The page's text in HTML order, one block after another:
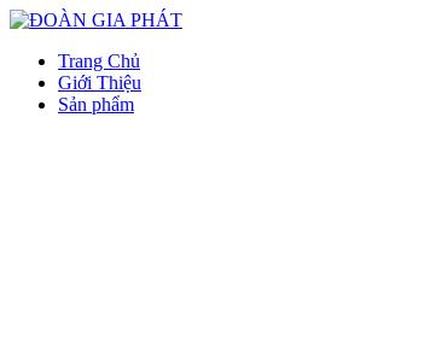
Trang Chủ
Giới Thiệu
Sản phẩm